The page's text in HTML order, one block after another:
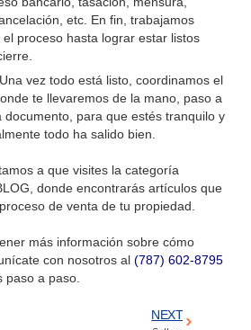
etc. En fin, trabajamos
proceso hasta lograr estar listos
Una vez todo está listo, coordinamos el
te llevaremos de la mano, paso a
documento, para que estés tranquilo y
todo ha salido bien.
a que visites la categoría
donde encontrarás artículos que
de venta de tu propiedad.
más información sobre cómo
con nosotros al(787) 602-8795
paso a paso.
NEXT